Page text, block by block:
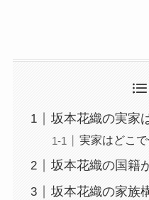
坂本花織の実家
実家はどこで
坂本花織の国籍
坂本花織の家族